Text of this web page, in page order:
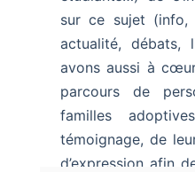
sur ce sujet (info,
actualité, débats,
avons aussi à
parcours de
familles
témoignage, de
d’expression afin